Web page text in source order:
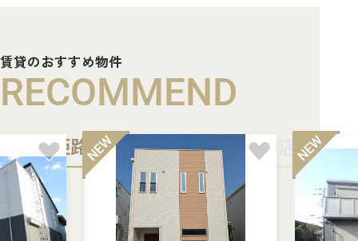
賃貸のおすすめ物件
RECOMMEND
姫路中央店 加古川店